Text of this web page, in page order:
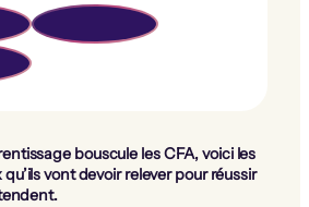
bouscule les CFA, voici les
vont devoir relever pour réussir